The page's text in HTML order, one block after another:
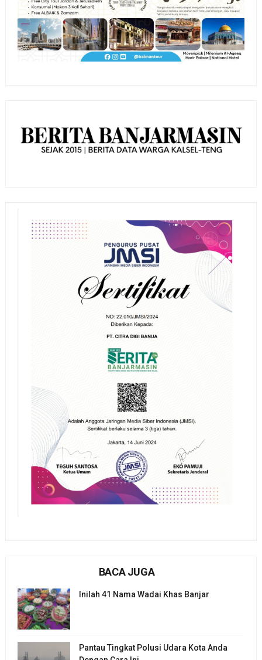
BACA JUGA
Inilah 41 Nama Wadai Khas Banjar
Pantau Tingkat Polusi Udara Kota Anda